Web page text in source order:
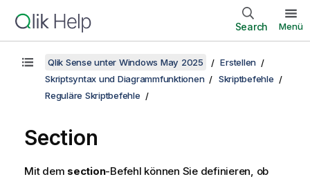
Search Menü
Qlik Sense unter Windows May 2025
Erstellen
Skriptsyntax und Diagrammfunktionen
Skriptbefehle
Reguläre Skriptbefehle
Section
Mit dem section-Befehl können Sie definieren, ob